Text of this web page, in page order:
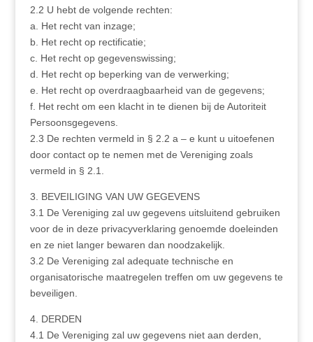
2.2 U hebt de volgende rechten:
a. Het recht van inzage;
b. Het recht op rectificatie;
c. Het recht op gegevenswissing;
d. Het recht op beperking van de verwerking;
e. Het recht op overdraagbaarheid van de gegevens;
f. Het recht om een klacht in te dienen bij de Autoriteit
Persoonsgegevens.
2.3 De rechten vermeld in § 2.2 a – e kunt u uitoefenen
door contact op te nemen met de Vereniging zoals
vermeld in § 2.1.
3. BEVEILIGING VAN UW GEGEVENS
3.1 De Vereniging zal uw gegevens uitsluitend gebruiken
voor de in deze privacyverklaring genoemde doeleinden
en ze niet langer bewaren dan noodzakelijk.
3.2 De Vereniging zal adequate technische en
organisatorische maatregelen treffen om uw gegevens te
beveiligen.
4. DERDEN
4.1 De Vereniging zal uw gegevens niet aan derden,